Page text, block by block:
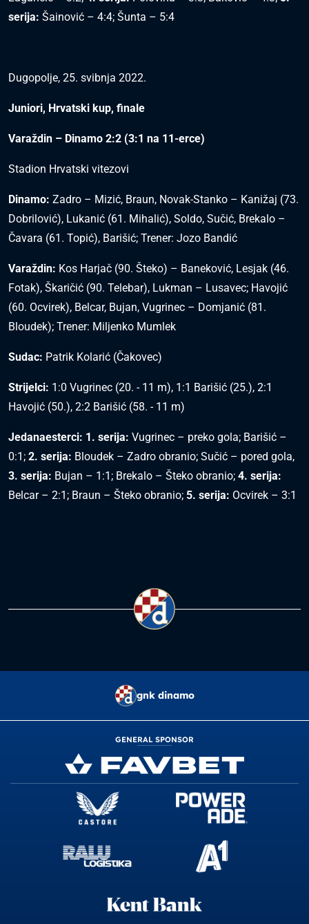
serija: Šainović – 4:4; Šunta – 5:4
Dugopolje, 25. svibnja 2022.
Juniori, Hrvatski kup, finale
Varaždin – Dinamo 2:2 (3:1 na 11-erce)
Stadion Hrvatski vitezovi
Dinamo: Zadro – Mizić, Braun, Novak-Stanko – Kanižaj (73.
Dobrilović), Lukanić (61. Mihalić), Soldo, Sučić, Brekalo –
Čavara (61. Topić), Barišić; Trener: Jozo Bandić
Varaždin: Kos Harjač (90. Šteko) – Baneković, Lesjak (46.
Fotak), Škaričić (90. Telebar), Lukman – Lusavec; Havojić
(60. Ocvirek), Belcar, Bujan, Vugrinec – Domjanić (81.
Bloudek); Trener: Miljenko Mumlek
Sudac: Patrik Kolarić (Čakovec)
Strijelci: 1:0 Vugrinec (20. - 11 m), 1:1 Barišić (25.), 2:1
Havojić (50.), 2:2 Barišić (58. - 11 m)
Jedanaesterci: 1. serija: Vugrinec – preko gola; Barišić –
0:1; 2. serija: Bloudek – Zadro obranio; Sučić – pored gola,
3. serija: Bujan – 1:1; Brekalo – Šteko obranio; 4. serija:
Belcar – 2:1; Braun – Šteko obranio; 5. serija: Ocvirek – 3:1
gnk dinamo
GENERAL SPONSOR